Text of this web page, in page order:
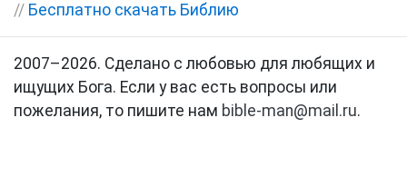
// Бесплатно скачать Библию
2007–2026. Сделано с любовью для любящих и
ищущих Бога. Если у вас есть вопросы или
пожелания, то пишите нам bible-man@mail.ru.